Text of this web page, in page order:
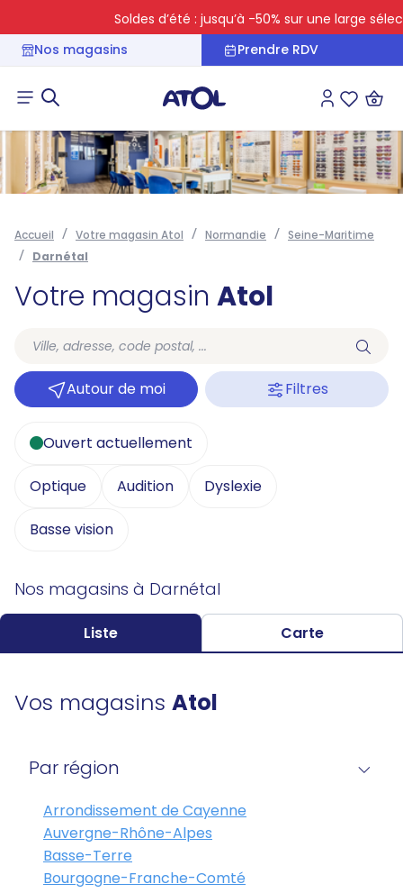
Soldes d’été : jusqu’à -50% sur une large
Nos magasins
Prendre RDV
Connexion
Accueil Votre magasin Atol Normandie
Seine-Maritime
Darnétal
Votre magasin Atol
Autour de moi Filtres
Ouvert actuellement
Optique Audition Dyslexie
Basse vision
Nos magasins à Darnétal
Liste Carte
Vos magasins Atol
Par région
Arrondissement de Cayenne
Auvergne-Rhône-Alpes
Basse-Terre
Bourgogne-Franche-Comté